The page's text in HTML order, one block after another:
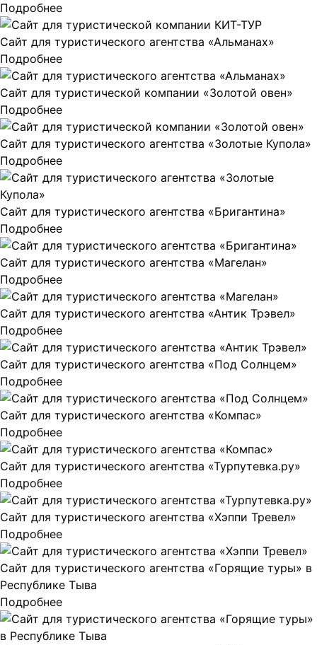
Подробнее
Сайт для туристического агентства «Альманах»
Подробнее
Сайт для туристической компании «Золотой овен»
Подробнее
Сайт для туристического агентства «Золотые Купола»
Подробнее
Сайт для туристического агентства «Бригантина»
Подробнее
Сайт для туристического агентства «Магелан»
Подробнее
Сайт для туристического агентства «Антик Трэвел»
Подробнее
Сайт для туристического агентства «Под Солнцем»
Подробнее
Сайт для туристического агентства «Компас»
Подробнее
Сайт для туристического агентства «Турпутевка.ру»
Подробнее
Сайт для туристического агентства «Хэппи Тревел»
Подробнее
Сайт для туристического агентства «Горящие туры» в
Республике Тыва
Подробнее